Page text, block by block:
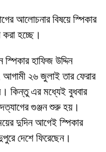
আলোচনার বিষয়ে স্পিকার
করা হচ্ছে।
স্পিকার হাফিজ উদ্দিন
২৬ জুলাই তার ফেরার
কিন্তু এর মধ্যেই বুধবার
গুঞ্জন শুরু হয়।
দুদিন আগেই স্পিকার
দেশে ফিরেছেন।